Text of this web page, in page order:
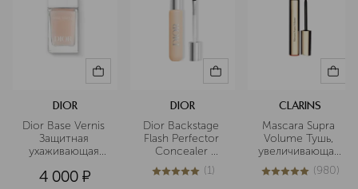
DIOR
Dior Base Vernis
Защитная
ухаживающая
4 000 ¤
DIOR
Dior Backstage
Flash Perfector
Concealer
Водостойкий
корректор для
5из 51 (1)
CLARINS
Mascara Supra
Volume Тушь,
увеличивающая
объем ресниц
5из 5980 (980)